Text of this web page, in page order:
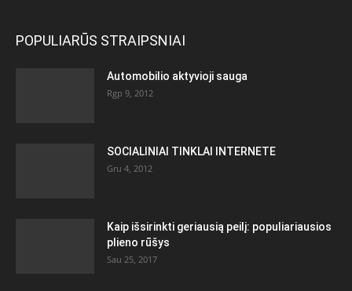
POPULIARŪS STRAIPSNIAI
Automobilio aktyvioji sauga
Rgp 9, 2012
SOCIALINIAI TINKLAI INTERNETE
Gru 4, 2012
Kaip išsirinkti geriausią peilį: populiariausios
plieno rūšys
Sau 25, 2017